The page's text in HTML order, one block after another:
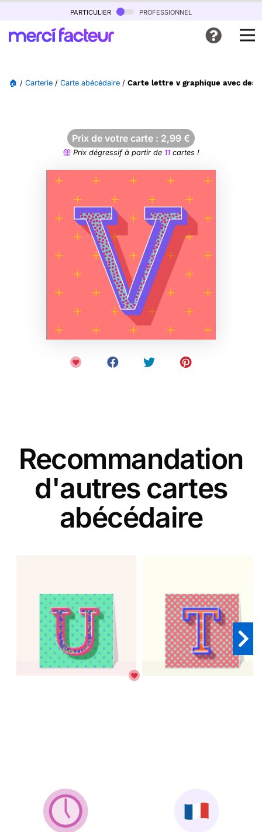
particulier professionnel
🏠 / Carterie / Carte abécédaire / Carte lettre v graphique avec
Prix de votre carte : 2,99 €
Prix dégressif à partir de 11cartes !
Recommandation
d'autres cartes
abécédaire